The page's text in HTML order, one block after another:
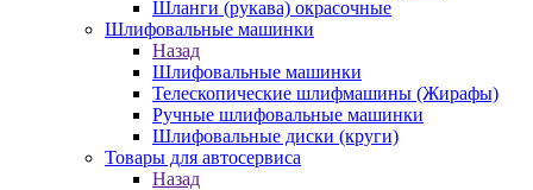
Шланги (рукава) окрасочные
Шлифовальные машинки
Назад
Шлифовальные машинки
Телескопические шлифмашины (Жирафы)
Ручные шлифовальные машинки
Шлифовальные диски (круги)
Товары для автосервиса
Назад